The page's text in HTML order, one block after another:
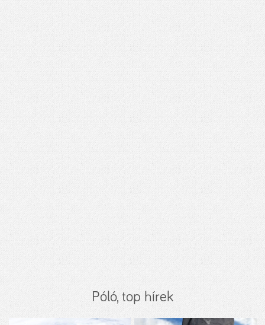
Póló, top hírek